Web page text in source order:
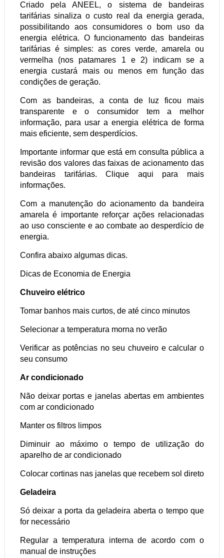
Criado pela ANEEL, o sistema de bandeiras
tarifárias sinaliza o custo real da energia gerada,
possibilitando aos consumidores o bom uso da
energia elétrica. O funcionamento das bandeiras
tarifárias é simples: as cores verde, amarela ou
vermelha (nos patamares 1 e 2) indicam se a
energia custará mais ou menos em função das
condições de geração.
Com as bandeiras, a conta de luz ficou mais
transparente e o consumidor tem a melhor
informação, para usar a energia elétrica de forma
mais eficiente, sem desperdícios.
Importante informar que está em consulta pública a
revisão dos valores das faixas de acionamento das
bandeiras tarifárias. Clique aqui para mais
informações.
Com a manutenção do acionamento da bandeira
amarela é importante reforçar ações relacionadas
ao uso consciente e ao combate ao desperdício de
energia.
Confira abaixo algumas dicas.
Dicas de Economia de Energia
Chuveiro elétrico
Tomar banhos mais curtos, de até cinco minutos
Selecionar a temperatura morna no verão
Verificar as potências no seu chuveiro e calcular o
seu consumo
Ar condicionado
Não deixar portas e janelas abertas em ambientes
com ar condicionado
Manter os filtros limpos
Diminuir ao máximo o tempo de utilização do
aparelho de ar condicionado
Colocar cortinas nas janelas que recebem sol direto
Geladeira
Só deixar a porta da geladeira aberta o tempo que
for necessário
Regular a temperatura interna de acordo com o
manual de instruções